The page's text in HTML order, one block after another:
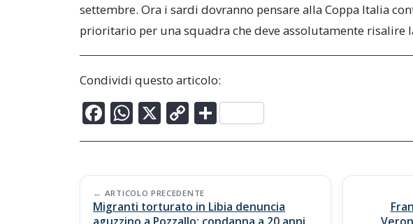
settembre. Ora i sardi dovranno pensare alla Coppa Italia
prioritario per una squadra che deve assolutamente risalire
Condividi questo articolo:
F
ac
b
o
W
h
s
A
X C
o
y
Li
C
o
di
vi
Post
navigation
ARTICOLO PRECEDENTE
Migranti torturato in Libia denuncia